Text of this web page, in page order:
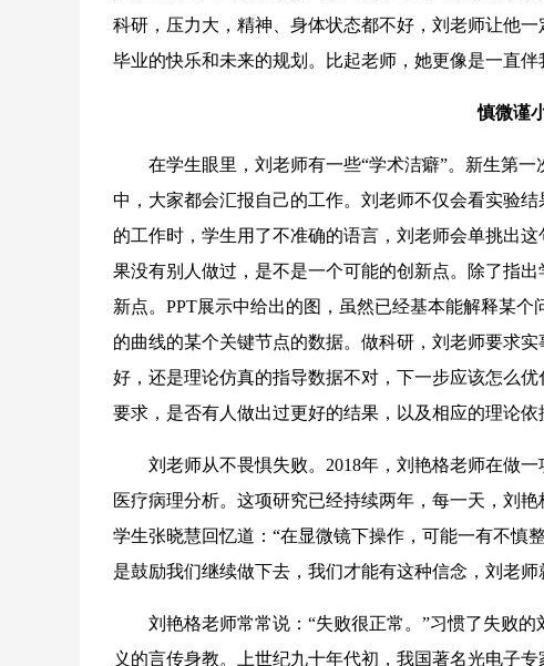
科研，压力大，精神、身体状态都不好，刘老师让他
毕业的快乐和未来的规划。比起老师，她更像是一直
慎微谨
在学生眼里，刘老师有一些“学术洁癖”。新生第一
中，大家都会汇报自己的工作。刘老师不仅会看实验
的工作时，学生用了不准确的语言，刘老师会单挑出
果没有别人做过，是不是一个可能的创新点。除了指
新点。PPT展示中给出的图，虽然已经基本能解释某
的曲线的某个关键节点的数据。做科研，刘老师要求
好，还是理论仿真的指导数据不对，下一步应该怎么
要求，是否有人做出过更好的结果，以及相应的理论依
刘老师从不畏惧失败。2018年，刘艳格老师在做一
医疗病理分析。这项研究已经持续两年，每一天，刘
学生张晓慧回忆道：“在显微镜下操作，可能一有不慎
是鼓励我们继续做下去，我们才能有这种信念，刘老师
刘艳格老师常常说：“失败很正常。”习惯了失败的
义的言传身教。上世纪九十年代初，我国著名光电子